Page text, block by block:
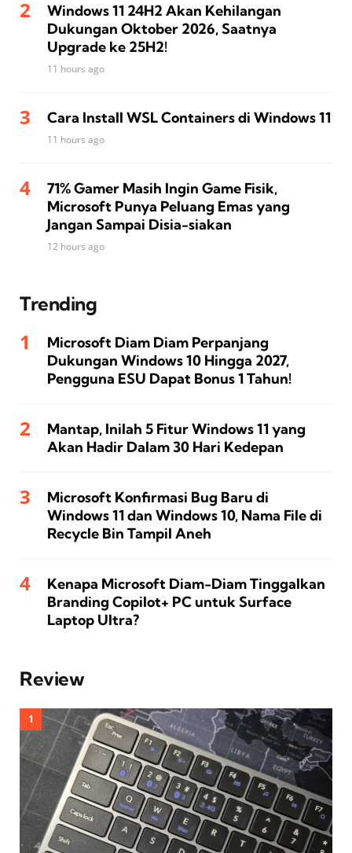
Windows 11 24H2 Akan Kehilangan
Dukungan Oktober 2026, Saatnya
Upgrade ke 25H2!
11 hours ago
Cara Install WSL Containers di Windows 11
11 hours ago
71% Gamer Masih Ingin Game Fisik,
Microsoft Punya Peluang Emas yang
Jangan Sampai Disia-siakan
12 hours ago
Trending
Microsoft Diam Diam Perpanjang
Dukungan Windows 10 Hingga 2027,
Pengguna ESU Dapat Bonus 1 Tahun!
Mantap, Inilah 5 Fitur Windows 11 yang
Akan Hadir Dalam 30 Hari Kedepan
Microsoft Konfirmasi Bug Baru di
Windows 11 dan Windows 10, Nama File di
Recycle Bin Tampil Aneh
Kenapa Microsoft Diam-Diam Tinggalkan
Branding Copilot+ PC untuk Surface
Laptop Ultra?
Review